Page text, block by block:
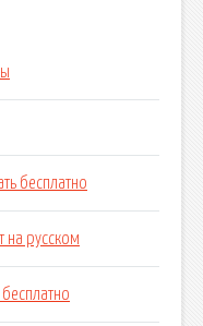
бесплатно
на русском